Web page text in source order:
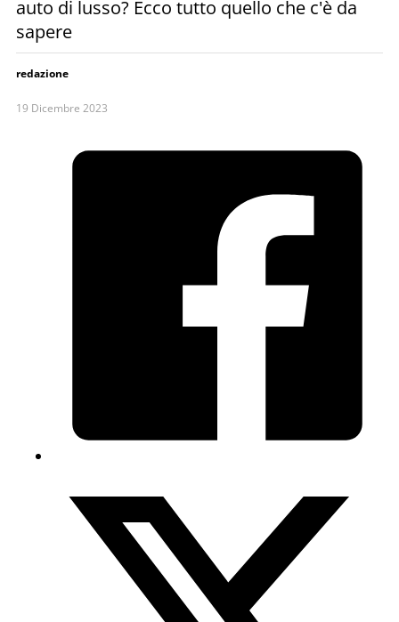
auto di lusso? Ecco tutto quello che c'è da
sapere
redazione
19 Dicembre 2023